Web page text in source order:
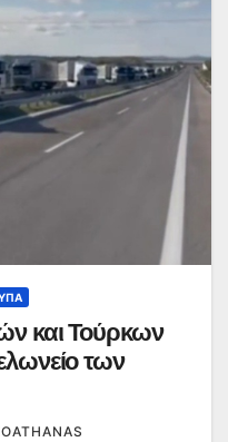
και Τούρκων
των